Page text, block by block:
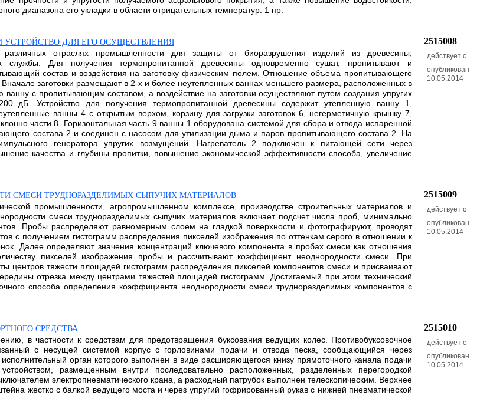
диапазона его укладки в области отрицательных температур. 1 пр.
ДЛЯ ЕГО ОСУЩЕСТВЛЕНИЯ
отраслях промышленности для защиты от биоразрушения изделий из древесины,
службы. Для получения термопропитанной древесины одновременно сушат, пропитывают и
состав и воздействия на заготовку физическим полем. Отношение объема пропитывающего
заготовки размещают в 2-х и более неутепленных ваннах меньшего размера, расположенных в
с пропитывающим составом, а воздействие на заготовки осуществляют путем создания упругих
дБ. Устройство для получения термопропитанной древесины содержит утепленную ванну 1,
ванны 4 с открытым верхом, корзину для загрузки заготовок 6, негерметичную крышку 7,
части 8. Горизонтальная часть 9 ванны 1 оборудована системой для сбора и отвода испаренной
состава 2 и соединен с насосом для утилизации дыма и паров пропитывающего состава 2. На
генератора упругих возмущений. Нагреватель 2 подключен к питающей сети через
качества и глубины пропитки, повышение экономической эффективности способа, увеличение
2515008
действует с
опубликован
10.05.2014
СМЕСИ ТРУДНОРАЗДЕЛИМЫХ СЫПУЧИХ МАТЕРИАЛОВ
промышленности, агропромышленном комплексе, производстве строительных материалов и
смеси трудноразделимых сыпучих материалов включает подсчет числа проб, минимально
Пробы распределяют равномерным слоем на гладкой поверхности и фотографируют, проводят
с получением гистограмм распределения пикселей изображения по оттенкам серого в отношении к
Далее определяют значения концентраций ключевого компонента в пробах смеси как отношения
пикселей изображения пробы и рассчитывают коэффициент неоднородности смеси. При
центров тяжести площадей гистограмм распределения пикселей компонентов смеси и присваивают
отрезка между центрами тяжестей площадей гистограмм. Достигаемый при этом технический
способа определения коэффициента неоднородности смеси трудноразделимых компонентов с
2515009
действует с
опубликован
10.05.2014
СРЕДСТВА
в частности к средствам для предотвращения буксования ведущих колес. Противобуксовочное
с несущей системой корпус с горловинами подачи и отвода песка, сообщающийся через
орган которого выполнен в виде расширяющегося книзу прямоточного канала подачи
размещенным внутри последовательно расположенных, разделенных перегородкой
электропневматического крана, а расходный патрубок выполнен телескопическим. Верхнее
жестко с балкой ведущего моста и через упругий гофрированный рукав с нижней пневматической
2515010
действует с
опубликован
10.05.2014